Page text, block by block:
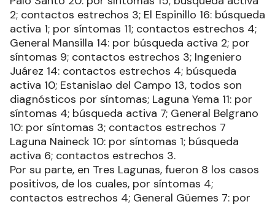
2; contactos estrechos 3; El Espinillo 16: búsqueda
activa 1; por síntomas 11; contactos estrechos 4;
General Mansilla 14: por búsqueda activa 2; por
síntomas 9; contactos estrechos 3; Ingeniero
Juárez 14: contactos estrechos 4; búsqueda
activa 10; Estanislao del Campo 13, todos son
diagnósticos por síntomas; Laguna Yema 11: por
síntomas 4; búsqueda activa 7; General Belgrano
10: por síntomas 3; contactos estrechos 7
Laguna Naineck 10: por síntomas 1; búsqueda
activa 6; contactos estrechos 3.
Por su parte, en Tres Lagunas, fueron 8 los casos
positivos, de los cuales, por síntomas 4;
contactos estrechos 4; General Güemes 7: por